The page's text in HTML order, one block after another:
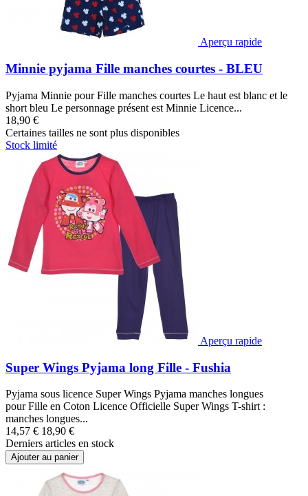
Aperçu rapide
Minnie pyjama Fille manches courtes - BLEU
Pyjama Minnie pour Fille manches courtes Le haut est blanc et le
short bleu Le personnage présent est Minnie Licence...
18,90 €
Certaines tailles ne sont plus disponibles
Stock limité
Aperçu rapide
Super Wings Pyjama long Fille - Fushia
Pyjama sous licence Super Wings Pyjama manches longues
pour Fille en Coton Licence Officielle Super Wings T-shirt :
manches longues...
14,57 € 18,90 €
Derniers articles en stock
Ajouter au panier